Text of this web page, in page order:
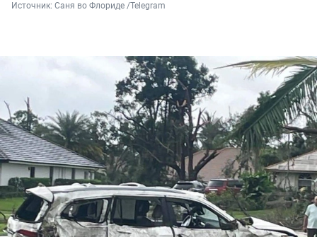
Источник: Саня во Флориде /Telegram